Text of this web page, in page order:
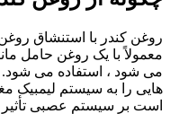
روغن کندر با استنشاق
معمولاً با یک روغن حامل
می شود ، استفاده می شود.
هایی را به سیستم لیمبیک
است بر سیستم عصبی تأثیر